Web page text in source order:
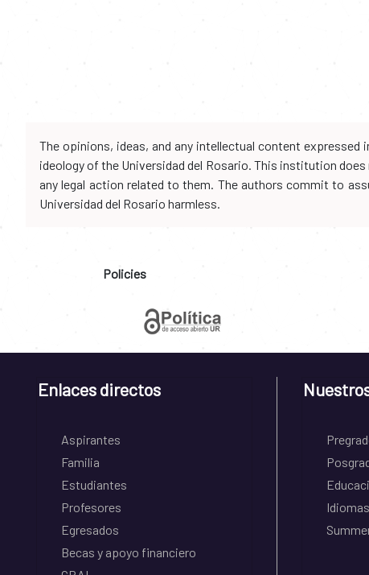
The opinions, ideas, and any intellectual content
ideology of the Universidad del Rosario. This institution
any legal action related to them. The authors commit to
Universidad del Rosario harmless.
Policies
Enlaces directos
Aspirantes
Familia
Estudiantes
Profesores
Egresados
Becas y apoyo financiero
Idiomas